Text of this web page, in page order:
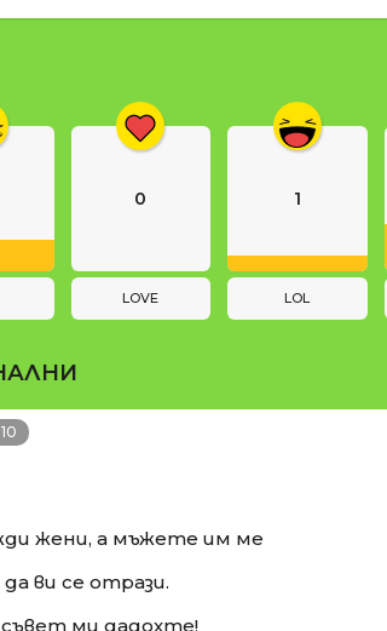
0
LOVE
1
LOL
10
жени, а мъжете им ме
ви се отрази.
ми дадохте!